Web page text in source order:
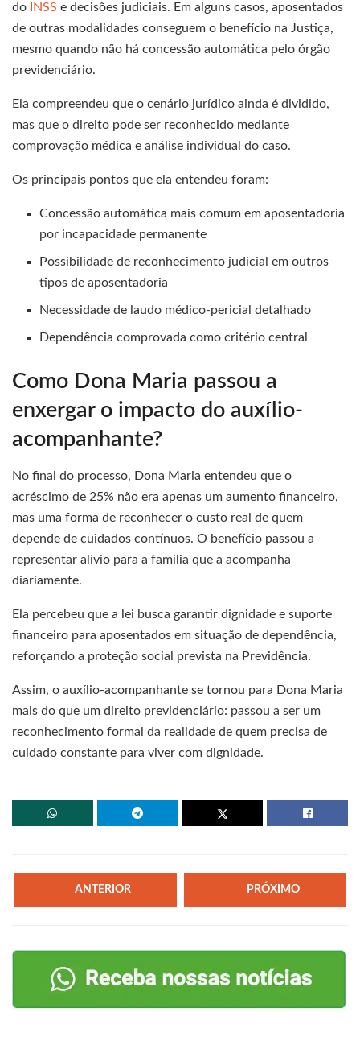
do
INSS e decisões judiciais. Em alguns casos, aposentados
de outras modalidades conseguem o benefício na Justiça,
mesmo quando não há concessão automática pelo órgão
previdenciário.
Ela compreendeu que o cenário jurídico ainda é dividido,
mas que o direito pode ser reconhecido mediante
comprovação médica e análise individual do caso.
Os principais pontos que ela entendeu foram:
Concessão automática mais comum em aposentadoria
por incapacidade permanente
Possibilidade de reconhecimento judicial em outros
tipos de aposentadoria
Necessidade de laudo médico-pericial detalhado
Dependência comprovada como critério central
Como Dona Maria passou a
enxergar o impacto do auxílio-
acompanhante?
No final do processo, Dona Maria entendeu que o
acréscimo de 25% não era apenas um aumento financeiro,
mas uma forma de reconhecer o custo real de quem
depende de cuidados contínuos. O benefício passou a
representar alívio para a família que a acompanha
diariamente.
Ela percebeu que a lei busca garantir dignidade e suporte
financeiro para aposentados em situação de dependência,
reforçando a proteção social prevista na Previdência.
Assim, o auxílio-acompanhante se tornou para Dona Maria
mais do que um direito previdenciário: passou a ser um
reconhecimento formal da realidade de quem precisa de
cuidado constante para viver com dignidade.
ANTERIOR PRÓXIMO